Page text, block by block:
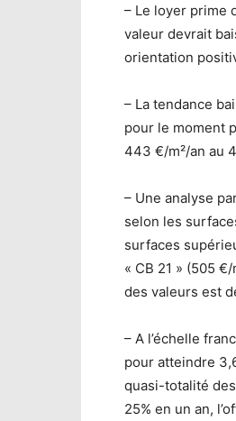
– Le loyer prime
valeur devrait
orientation
– La tendance
pour le moment
443 €/m²/an au
– Une analyse
selon les
surfaces
« CB 21 » (505
des valeurs est
– A l’échelle
pour atteindre
quasi-totalité
25% en un an,